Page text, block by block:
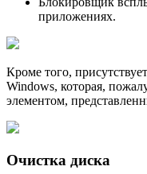
приложениях.
Кроме того,
Windows, которая,
элементом,
Очистка диска